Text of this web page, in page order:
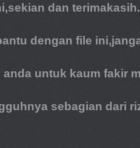
dan terimakasih.
dengan file
untuk kaum fakir
sebagian dari